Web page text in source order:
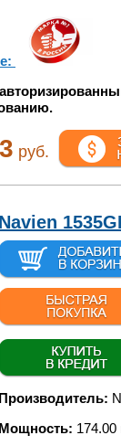
руб.
Navien
Производитель:
Мощность: 174.00